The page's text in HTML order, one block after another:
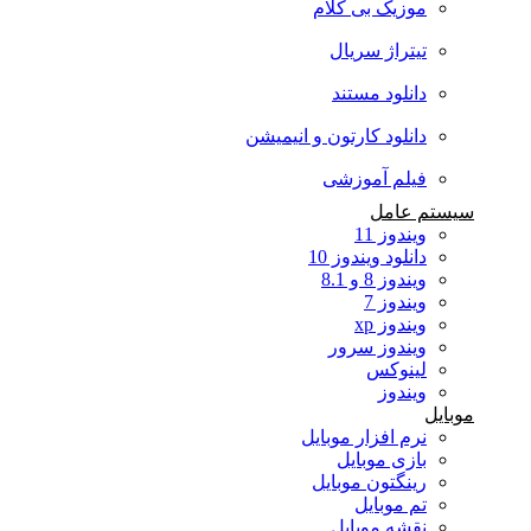
موزیک بی کلام
تیتراژ سریال
دانلود مستند
دانلود کارتون و انیمیشن
فیلم آموزشی
سیستم عامل
ویندوز 11
دانلود ویندوز 10
ویندوز 8 و 8.1
ویندوز 7
ویندوز xp
ویندوز سرور
لینوکس
ویندوز
موبایل
نرم افزار موبایل
بازی موبایل
رینگتون موبایل
تم موبایل
نقشه موبایل